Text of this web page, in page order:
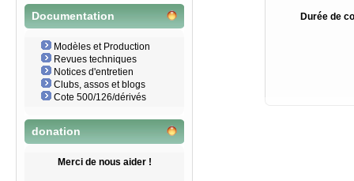
Documentation
Modèles et Production
Revues techniques
Notices d'entretien
Clubs, assos et blogs
Cote 500/126/dérivés
donation
Merci de nous aider !
Durée de